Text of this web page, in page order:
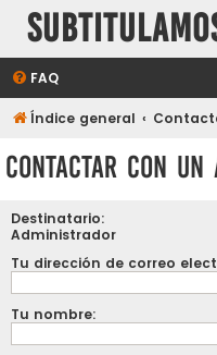
FAQ
Índice general
Contactar con un
Destinatario:
Administrador
Tu dirección de correo
Tu nombre: